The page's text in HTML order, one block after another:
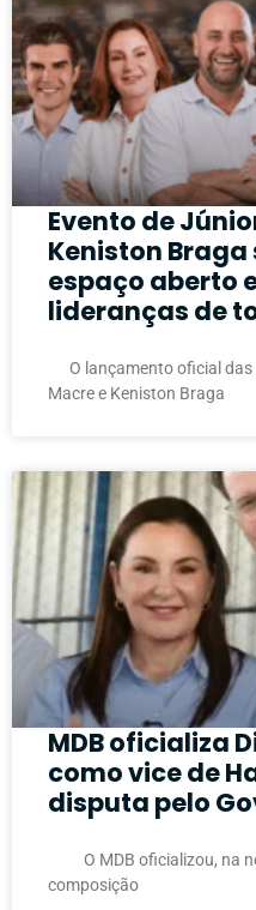
Evento de
Keniston
espaço aberto
lideranças de
O lançamento oficial das
Macre e Keniston Braga
MDB oficializa
como vice de
disputa pelo
O MDB oficializou, na
composição